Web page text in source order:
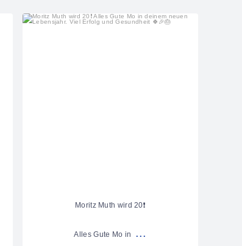
sportfreunde_eisbachtal
Moritz Muth wird 20❗️
Alles Gute Mo in ...